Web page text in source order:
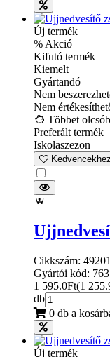
Új termék
% Akció
Kifutó termék
Kiemelt
Gyártandó
Nem
Nem
Többet
Preferált termék
Iskolaszezon
Cikkszám:
Gyártói kód:
1 595.0Ft(1
db
0 db a
Új termék